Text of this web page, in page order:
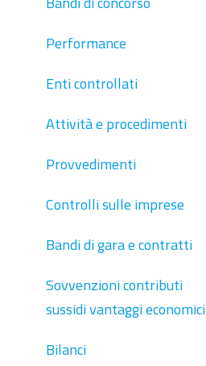
Performance
Enti controllati
Attività e procedimenti
Provvedimenti
Controlli sulle imprese
Bandi di gara e contratti
Sovvenzioni contributi
sussidi vantaggi economici
Bilanci